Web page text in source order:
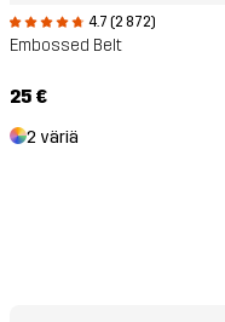
4.7 (2 872)
Embossed Belt
25 €
2 väriä